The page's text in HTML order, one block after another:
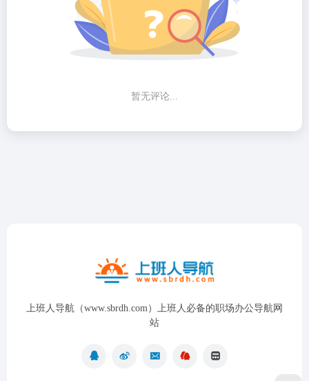
暂无评论...
上班人导航（www.sbrdh.com）上班人必备的职场办公导航网
站